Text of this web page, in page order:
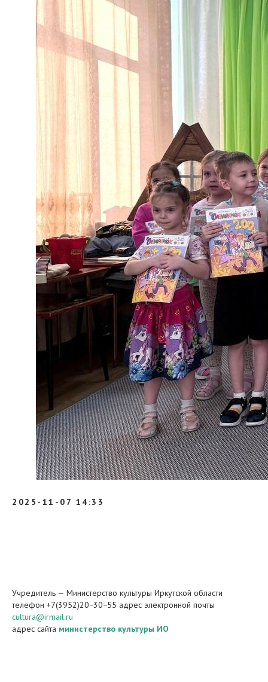
2025-11-07 14:33
Учредитель — Министерство культуры Иркутской области
телефон +7(3952)20−30−55 адрес электронной почты
cultura@irmail.ru
адрес сайта министерство культуры ИО